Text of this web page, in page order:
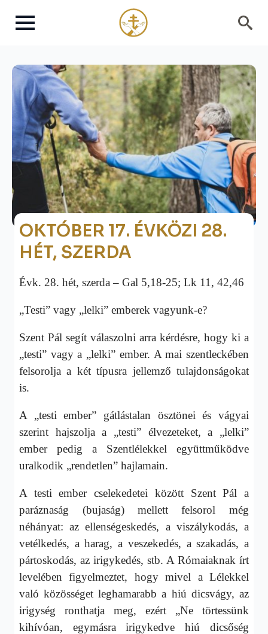
OKTÓBER 17. ÉVKÖZI 28.
HÉT, SZERDA
Évk. 28. hét, szerda – Gal 5,18-25; Lk 11, 42,46
„Testi” vagy „lelki” emberek vagyunk-e?
Szent Pál segít válaszolni arra kérdésre, hogy ki a
„testi” vagy a „lelki” ember. A mai szentleckében
felsorolja a két típusra jellemző tulajdonságokat
is.
A „testi ember” gátlástalan ösztönei és vágyai
szerint hajszolja a „testi” élvezeteket, a „lelki”
ember pedig a Szentlélekkel együttműködve
uralkodik „rendetlen” hajlamain.
A testi ember cselekedetei között Szent Pál a
paráznaság (bujaság) mellett felsorol még
néhányat: az ellenségeskedés, a viszálykodás, a
vetélkedés, a harag, a veszekedés, a szakadás, a
pártoskodás, az irigykedés, stb. A Rómaiaknak írt
levelében figyelmeztet, hogy mivel a Lélekkel
való közösséget leghamarabb a hiú dicsvágy, az
irigység ronthatja meg, ezért „Ne törtessünk
kihívóan, egymásra irigykedve hiú dicsőség